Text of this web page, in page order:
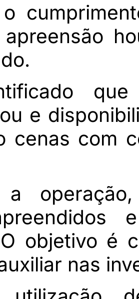
e
cenas com
a
objetivo é
nas